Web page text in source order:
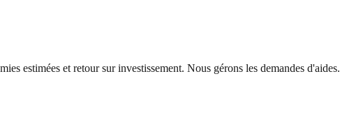
estimées et retour sur investissement. Nous gérons les demandes d'aides.